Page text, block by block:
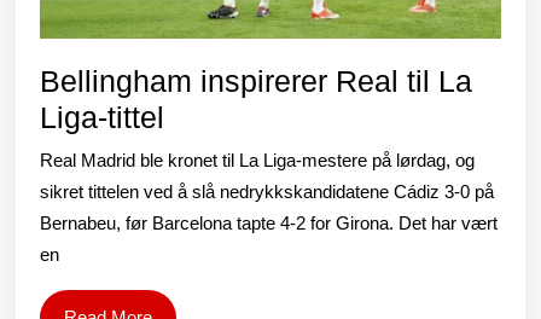
Bellingham inspirerer Real til La
Liga-tittel
inspirerer
Real
til
Liga-
Real Madrid ble kronet til La Liga-mestere på lørdag, og
sikret tittelen ved å slå nedrykkskandidatene Cádiz 3-0 på
Bernabeu, før Barcelona tapte 4-2 for Girona. Det har vært
en